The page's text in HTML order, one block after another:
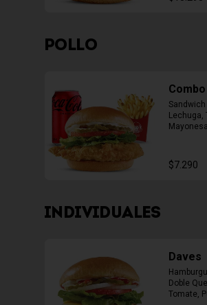
POLLO
Combo
Sandwich
Lechuga,
$7.290
INDIVIDUALES
Daves
Doble
Tomate,